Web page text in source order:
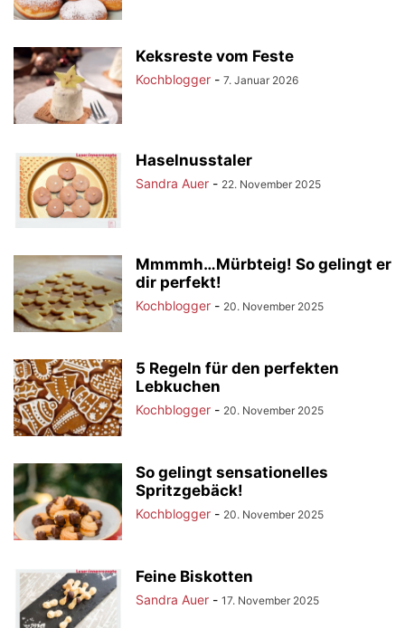
Keksreste vom Feste
Kochblogger - 7. Januar 2026
Haselnusstaler
Sandra Auer - 22. November 2025
Mmmmh…Mürbteig! So gelingt er
dir perfekt!
Kochblogger - 20. November 2025
5 Regeln für den perfekten
Lebkuchen
Kochblogger - 20. November 2025
So gelingt sensationelles
Spritzgebäck!
Kochblogger - 20. November 2025
Feine Biskotten
Sandra Auer - 17. November 2025